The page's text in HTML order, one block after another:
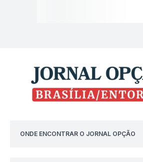
ONDE ENCONTRAR O JORNAL OPÇÃO